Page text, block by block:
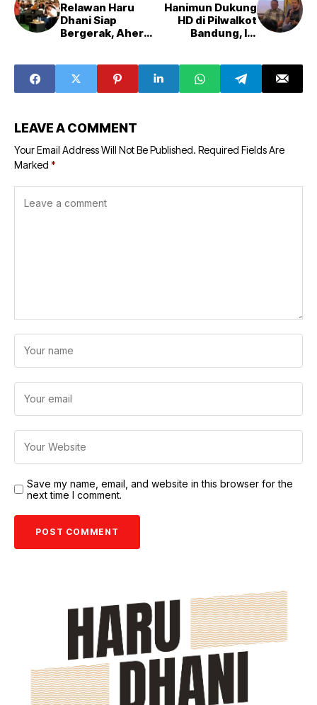
Relawan Haru
Dhani Siap
Bergerak, Aher
Hanimun Dukung
HD di Pilwalkot
Bandung, Ini
LEAVE A COMMENT
Your Email Address Will Not Be Published. Required Fields Are
Marked *
Save my name, email, and website in this browser for the
next time I comment.